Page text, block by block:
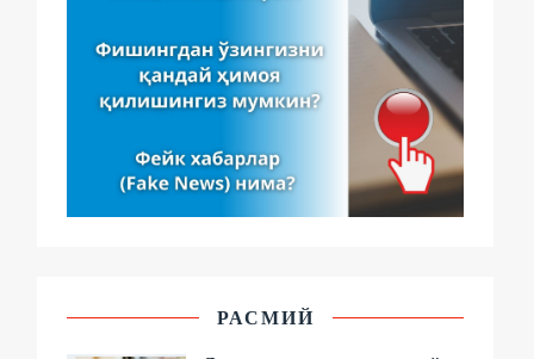
РАСМИЙ